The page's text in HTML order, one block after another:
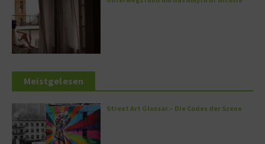
Meistgelesen
Street Art Glossar – Die Codes der Szene